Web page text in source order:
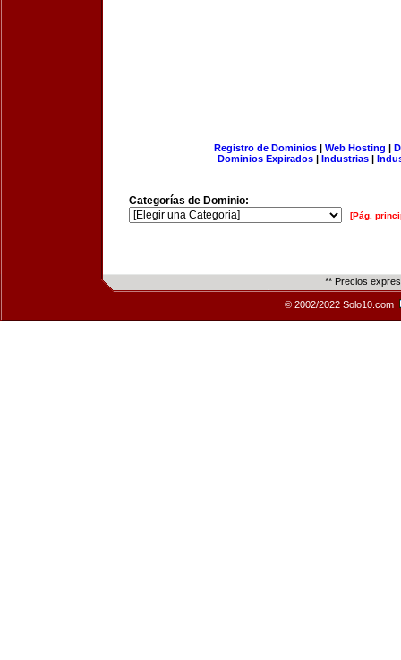
Registro de Dominios| Web Hosting |
Dominios Expirados | Industrias |
Categorías de Dominio:
[Pág.
** Precios
© 2002/2022 Solo10.com